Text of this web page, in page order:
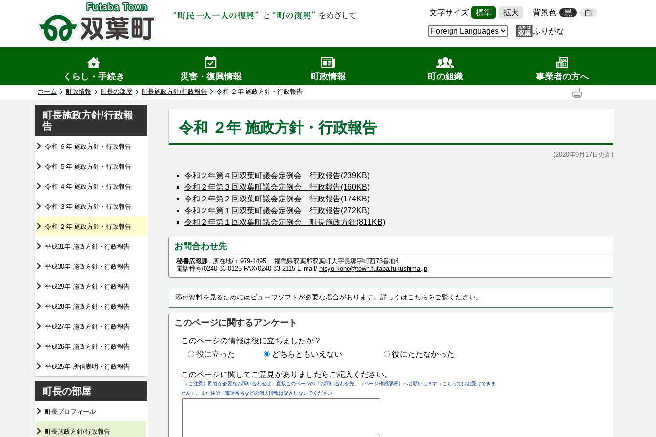
文字サイズ 標準 拡大 背景色 黒 白
ふりがな
くらし・手続き 災害・復興情報 町政情報 町の組織 事業者の方へ
ホーム 町政情報 町長の部屋 町長施政方針/行政報告 令和 ２年 施政方針・行政報告
町長施政方針/行政報
告
令和 ６年 施政方針・行政報告
令和 ５年 施政方針・行政報告
令和 ４年 施政方針・行政報告
令和 ３年 施政方針・行政報告
令和 ２年 施政方針・行政報告
平成31年 施政方針・行政報告
平成30年 施政方針・行政報告
平成29年 施政方針・行政報告
平成28年 施政方針・行政報告
平成27年 施政方針・行政報告
平成26年 施政方針・行政報告
平成25年 所信表明・行政報告
町長の部屋
町長プロフィール
町長施政方針/行政報告
令和 ２年 施政方針・行政報告
(2020年9月17日更新)
令和２年第４回双葉町議会定例会 行政報告(239KB)
令和２年第３回双葉町議会定例会 行政報告(160KB)
令和２年第２回双葉町議会定例会 行政報告(174KB)
令和２年第１回双葉町議会定例会 行政報告(272KB)
令和２年第１回双葉町議会定例会 町長施政方針(811KB)
お問合わせ先
秘書広報課
所在地/〒979-1495 福島県双葉郡双葉町大字長塚字町西73番地4
電話番号/0240-33-0125 FAX/0240-33-2115 E-mail/ hisyo-koho@town.futaba.fukushima.jp
添付資料を見るためにはビューワソフトが必要な場合があります。詳しくはこちらをご覧ください。
このページに関するアンケート
このページの情報は役に立ちましたか？
役に立った
どちらともいえない 役にたたなかった
このページに関してご意見がありましたらご記入ください。
（ご注意）回答が必要なお問い合わせは，直接このページの「お問い合わせ先」（ページ作成部署）へお願いします（こちらではお受けできま
せん）。また住所・電話番号などの個人情報は記入しないでください